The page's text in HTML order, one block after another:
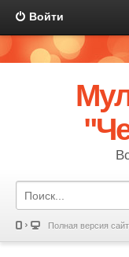
Войти
Полная версия